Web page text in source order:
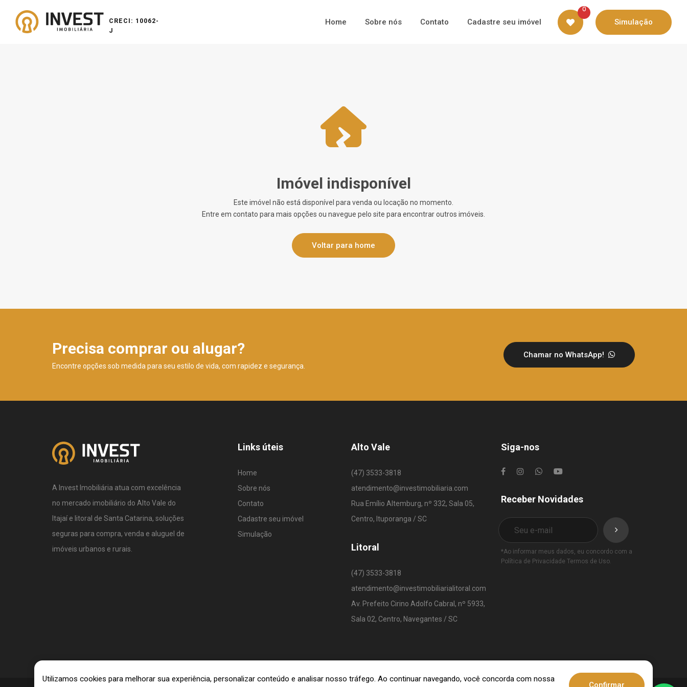
CRECI: 10062-
J
Home Sobre nós Contato Cadastre seu imóvel
0
Simulação
Imóvel indisponível
Este imóvel não está disponível para venda ou locação no momento.
Entre em contato para mais opções ou navegue pelo site para encontrar outros imóveis.
Voltar para home
Precisa comprar ou alugar?
Encontre opções sob medida para seu estilo de vida, com rapidez e segurança.
Chamar no WhatsApp!
A Invest Imobiliária atua com excelência
no mercado imobiliário do Alto Vale do
Itajaí e litoral de Santa Catarina, soluções
seguras para compra, venda e aluguel de
imóveis urbanos e rurais.
Links úteis
Home
Sobre nós
Contato
Cadastre seu imóvel
Simulação
Alto Vale
(47) 3533-3818
atendimento@investimobiliaria.com
Rua Emílio Altemburg, nº 332, Sala 05,
Centro, Ituporanga / SC
Litoral
(47) 3533-3818
atendimento@investimobiliarialitoral.com
Av. Prefeito Cirino Adolfo Cabral, nº 5933,
Sala 02, Centro, Navegantes / SC
Siga-nos
Receber Novidades
*Ao informar meus dados, eu concordo com a
Política de Privacidade Termos de Uso.
Utilizamos cookies para melhorar sua experiência, personalizar conteúdo e analisar nosso tráfego. Ao continuar navegando, você concorda com nossa
Confirmar